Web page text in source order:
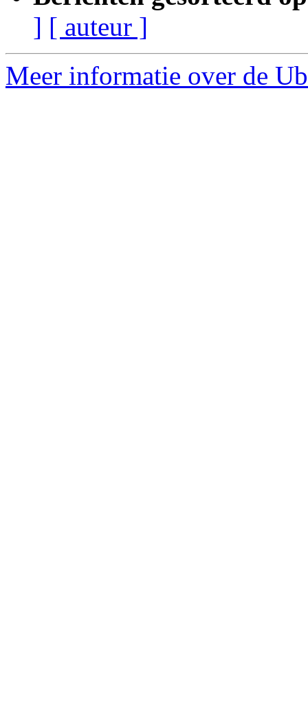
] [ auteur ]
Meer informatie over de